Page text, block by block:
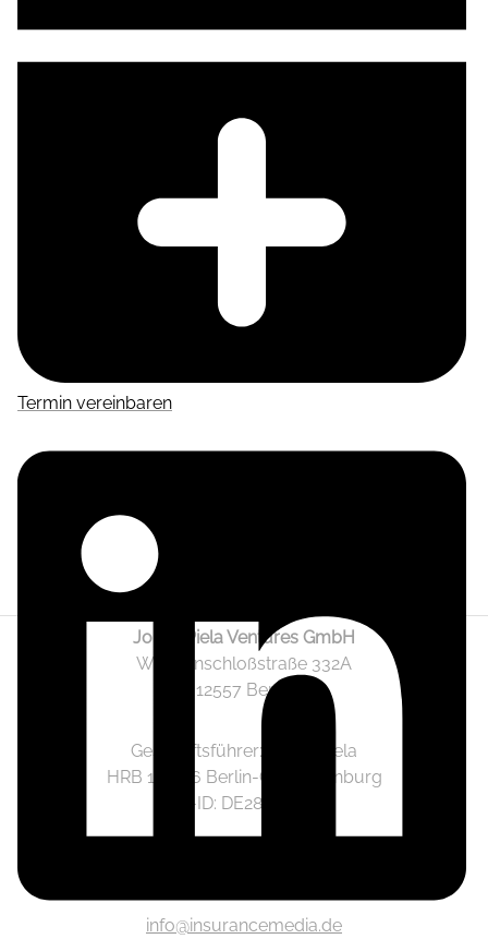
Termin vereinbaren
Jonas Piela Ventures GmbH
Wendenschloßstraße 332A
12557 Berlin
Geschäftsführer: Jonas Piela
HRB 141236 Berlin-Charlottenburg
Ust.-ID: DE282633825
info@insurancemedia.de